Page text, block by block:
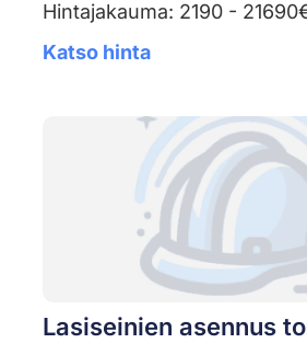
Hintajakauma: 2190 -
Katso hinta
Lasiseinien asennus